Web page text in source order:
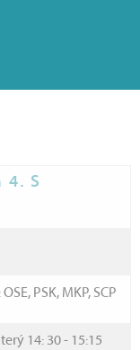
S
PSK, MKP, SCP
14: 30 - 15:15